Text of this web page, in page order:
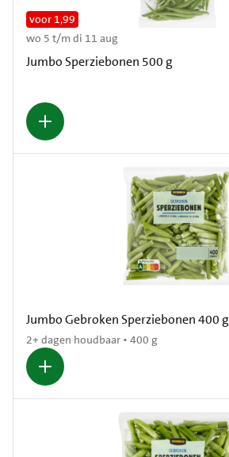
Jumbo Sperziebonen 500 g
voor 1,99
wo 5 t/m di 11 aug
Jumbo Gebroken Sperziebonen 400 g
2+ dagen houdbaar • 400 g